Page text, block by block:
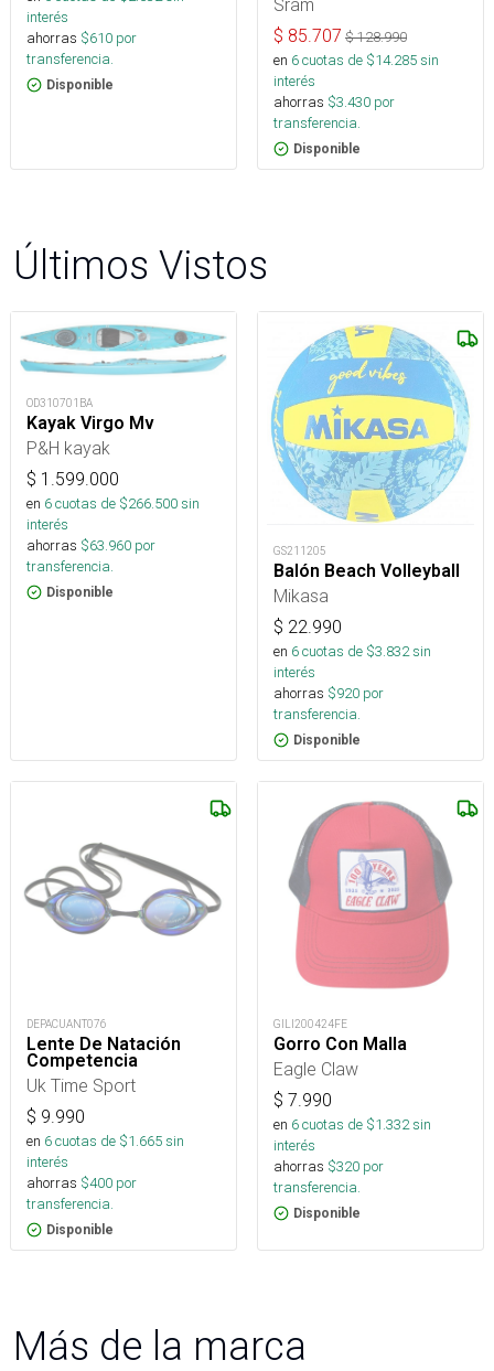
interés
ahorras $610 por
transferencia.
Disponible
Sram
$ 85.707 $128.990
en 6cuotas de $14.285sin
interés
ahorras $3.430 por
transferencia.
Disponible
Últimos Vistos
OD310701BA
Kayak Virgo Mv
P&H kayak
$ 1.599.000
en 6cuotas de $266.500sin
interés
ahorras $63.960 por
transferencia.
Disponible
GS211205
Balón Beach Volleyball
Mikasa
$ 22.990
en 6cuotas de $3.832sin
interés
ahorras $920 por
transferencia.
Disponible
DEPACUANT076
Lente De Natación
Competencia
Uk Time Sport
$ 9.990
en 6cuotas de $1.665sin
interés
ahorras $400 por
transferencia.
Disponible
GILI200424FE
Gorro Con Malla
Eagle Claw
$ 7.990
en 6cuotas de $1.332sin
interés
ahorras $320 por
transferencia.
Disponible
Más de la marca